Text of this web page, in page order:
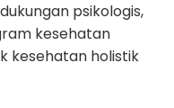
psikologis,
kesehatan
kesehatan holistik